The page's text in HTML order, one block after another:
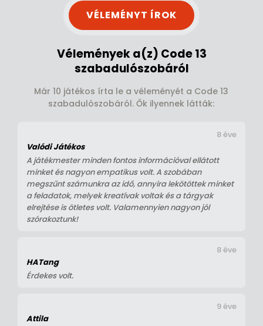
VÉLEMÉNYT ÍROK
Vélemények a(z) Code 13
szabadulószobáról
Már 10 játékos írta le a véleményét a Code 13
szabadulószobáról. Ők ilyennek látták:
Valódi Játékos
A játékmester minden fontos információval ellátott
minket és nagyon empatikus volt. A szobában
megszűnt számunkra az idő, annyira lekötöttek minket
a feladatok, melyek kreatívak voltak és a tárgyak
elrejtése is ötletes volt. Valamennyien nagyon jól
szórakoztunk!
8 éve
HATang
Érdekes volt.
8 éve
Attila
9 éve